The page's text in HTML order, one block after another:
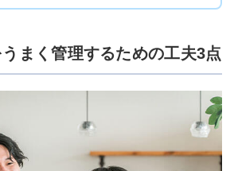
まく管理するための工夫3点